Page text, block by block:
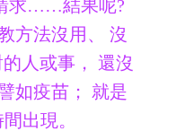
求……結果呢?
方法沒用、 沒
人或事， 還沒
如疫苗； 就是
出現。